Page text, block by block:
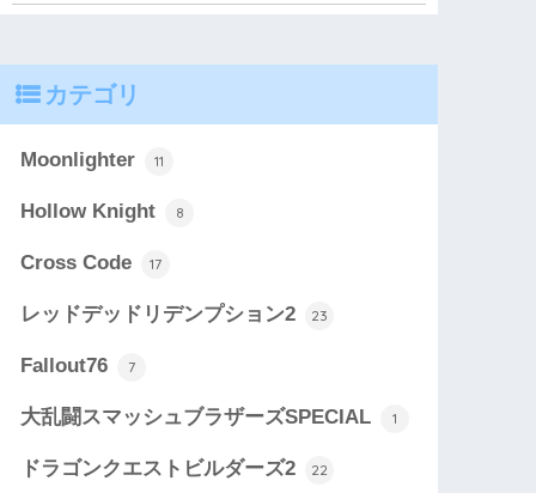
カテゴリ
Moonlighter 11
Hollow Knight 8
Cross Code 17
レッドデッドリデンプション2 23
Fallout76 7
大乱闘スマッシュブラザーズSPECIAL 1
ドラゴンクエストビルダーズ2 22